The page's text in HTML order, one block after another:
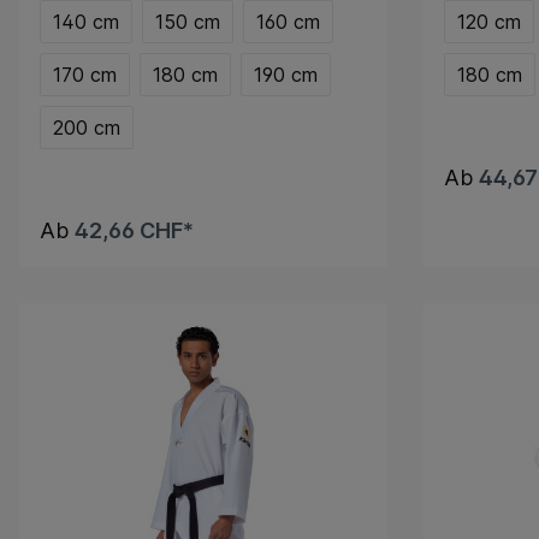
140 cm 150 cm 160 cm
170 cm 180 cm 190 cm
200 cm
Ab 42,66 CHF*
120 cm
180 cm
Ab